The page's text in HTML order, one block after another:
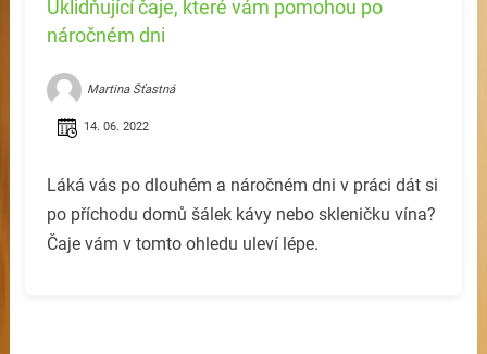
Uklidňující čaje, které vám pomohou po
náročném dni
Martina Šťastná
14. 06. 2022
Láká vás po dlouhém a náročném dni v práci dát si
po příchodu domů šálek kávy nebo skleničku vína?
Čaje vám v tomto ohledu uleví lépe.